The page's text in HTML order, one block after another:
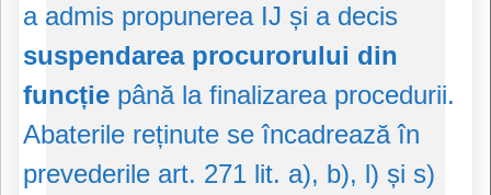
a admis propunerea IJ și a decis
suspendarea procurorului din
funcție până la finalizarea procedurii.
Abaterile reținute se încadrează în
prevederile art. 271 lit. a), b), l) și s)